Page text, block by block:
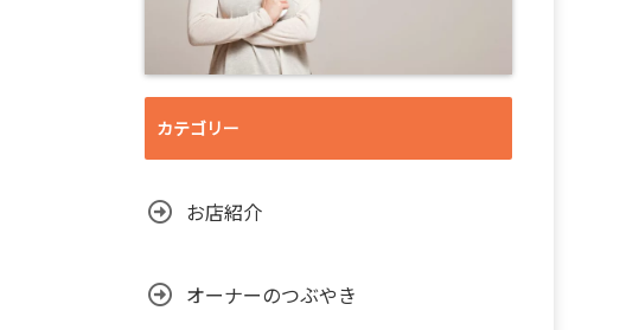
カテゴリー
お店紹介
オーナーのつぶやき